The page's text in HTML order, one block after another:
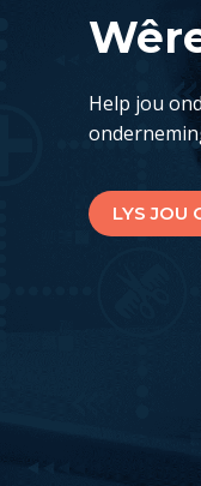
Help jou
LYS JOU